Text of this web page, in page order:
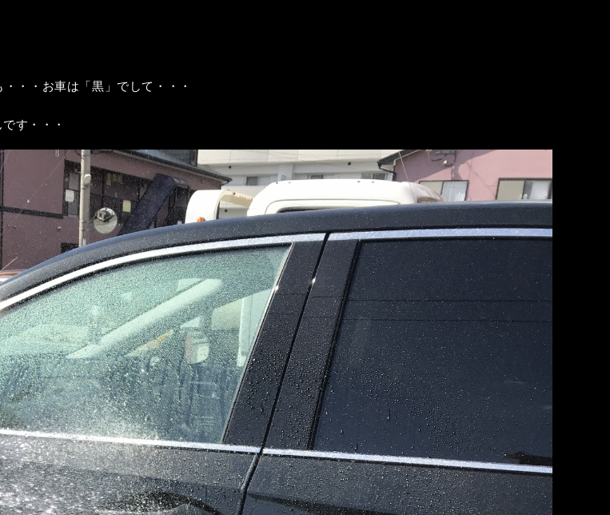
・・お車は「黒」でして・・・
す・・・